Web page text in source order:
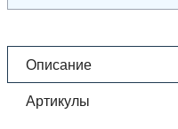
Описание
Артикулы